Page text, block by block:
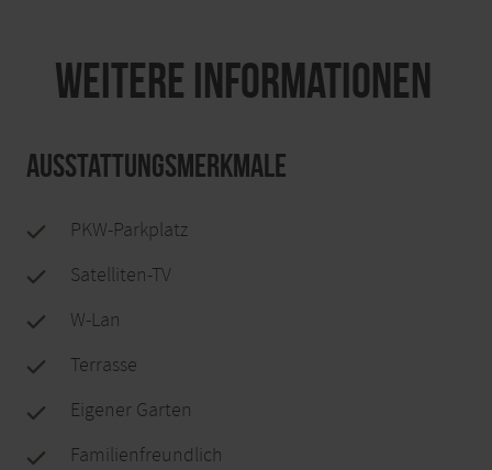
Weitere Informationen
Ausstattungsmerkmale
PKW-Parkplatz
Satelliten-TV
W-Lan
Terrasse
Eigener Garten
Familienfreundlich